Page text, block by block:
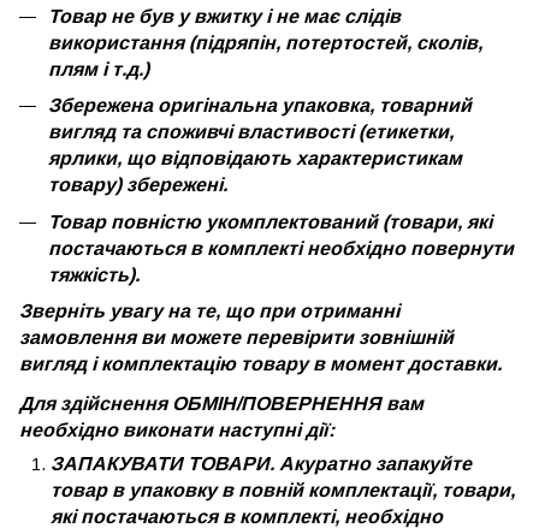
Товар не був у вжитку і не має слідів
використання (підряпін, потертостей, сколів,
плям і т.д.)
Збережена оригінальна упаковка, товарний
вигляд та споживчі властивості (етикетки,
ярлики, що відповідають характеристикам
товару) збережені.
Товар повністю укомплектований (товари, які
постачаються в комплекті необхідно повернути
тяжкість).
Зверніть увагу на те, що при отриманні
замовлення ви можете перевірити зовнішній
вигляд і комплектацію товару в момент доставки.
Для здійснення ОБМІН/ПОВЕРНЕННЯ вам
необхідно виконати наступні дії:
ЗАПАКУВАТИ ТОВАРИ. Акуратно запакуйте
товар в упаковку в повній комплектації, товари,
які постачаються в комплекті, необхідно